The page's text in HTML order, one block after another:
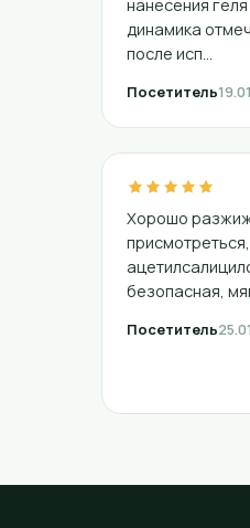
нанесения
динамика
после исп...
Посетитель
Хорошо
безопасная,
Посетитель